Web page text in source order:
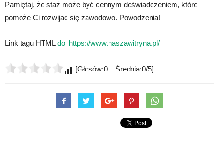
Pamiętaj, że staż może być cennym doświadczeniem, które
pomoże Ci rozwijać się zawodowo. Powodzenia!
Link tagu HTMLdo: https://www.naszawitryna.pl/
[Głosów:0 Średnia:0/5]